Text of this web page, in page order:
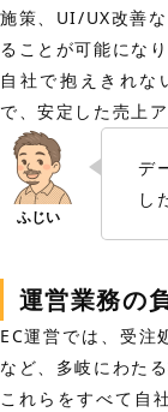
施策、UI/UX改善
ることが可能になり
自社で抱えきれな
で、安定した売上
デ
し
運営業務の
EC運営では、受注
など、多岐にわた
これらをすべて自